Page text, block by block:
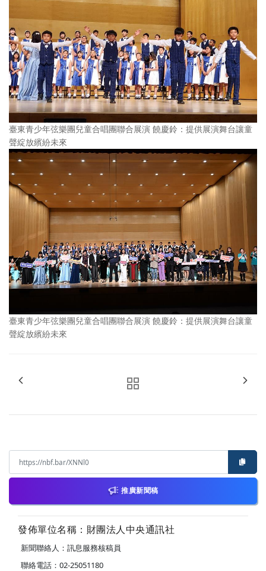
臺東青少年弦樂團兒童合唱團聯合展演 饒慶鈴：提供展演舞台讓童
聲綻放繽紛未來
臺東青少年弦樂團兒童合唱團聯合展演 饒慶鈴：提供展演舞台讓童
聲綻放繽紛未來
推廣新聞稿
發佈單位名稱：財團法人中央通訊社
新聞聯絡人：訊息服務核稿員
聯絡電話：02-25051180